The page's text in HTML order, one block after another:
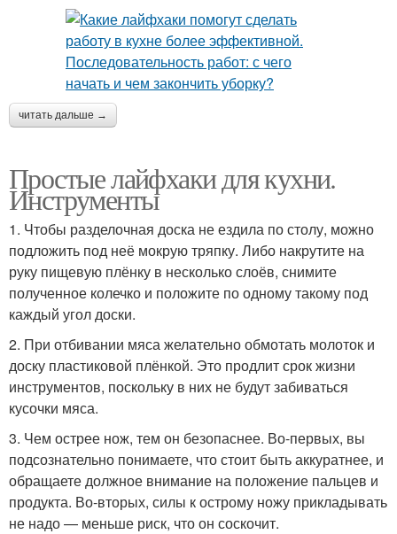
читать дальше →
Простые лайфхаки для кухни.
Инструменты
1. Чтобы разделочная доска не ездила по столу, можно
подложить под неё мокрую тряпку. Либо накрутите на
руку пищевую плёнку в несколько слоёв, снимите
полученное колечко и положите по одному такому под
каждый угол доски.
2. При отбивании мяса желательно обмотать молоток и
доску пластиковой плёнкой. Это продлит срок жизни
инструментов, поскольку в них не будут забиваться
кусочки мяса.
3. Чем острее нож, тем он безопаснее. Во-первых, вы
подсознательно понимаете, что стоит быть аккуратнее, и
обращаете должное внимание на положение пальцев и
продукта. Во-вторых, силы к острому ножу прикладывать
не надо — меньше риск, что он соскочит.